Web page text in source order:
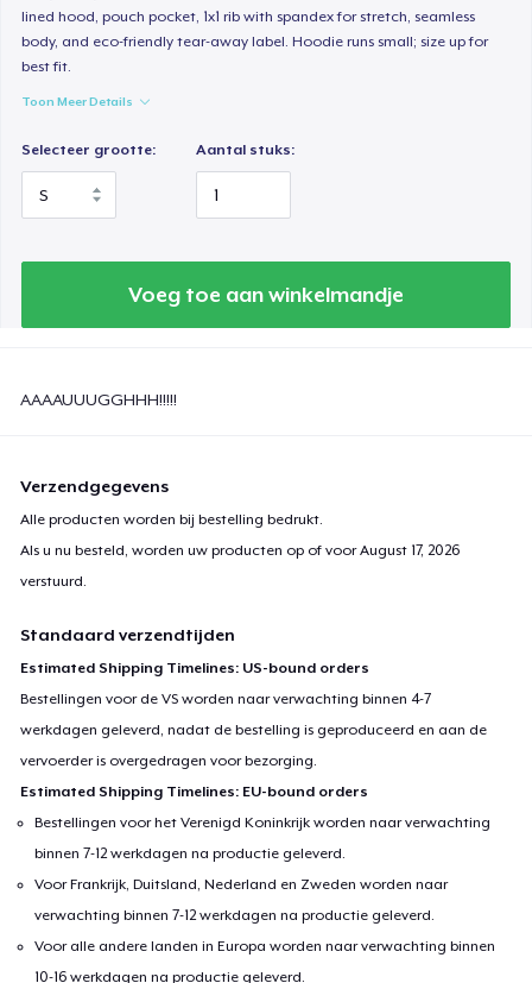
lined hood, pouch pocket, 1x1 rib with spandex for stretch, seamless
body, and eco-friendly tear-away label. Hoodie runs small; size up for
best fit.
Toon Meer Details
Selecteer grootte: Aantal stuks:
Voeg toe aan winkelmandje
AAAAUUUGGHHH!!!!!
Verzendgegevens
Alle producten worden bij bestelling bedrukt.
Als u nu besteld, worden uw producten op of voorAugust 17, 2026
verstuurd.
Standaard verzendtijden
Estimated Shipping Timelines: US-bound orders
Bestellingen voor de VS worden naar verwachting binnen 4-7
werkdagen geleverd, nadat de bestelling is geproduceerd en aan de
vervoerder is overgedragen voor bezorging.
Estimated Shipping Timelines: EU-bound orders
Bestellingen voor het Verenigd Koninkrijk worden naar verwachting
binnen 7-12 werkdagen na productie geleverd.
Voor Frankrijk, Duitsland, Nederland en Zweden worden naar
verwachting binnen 7-12 werkdagen na productie geleverd.
Voor alle andere landen in Europa worden naar verwachting binnen
10-16 werkdagen na productie geleverd.